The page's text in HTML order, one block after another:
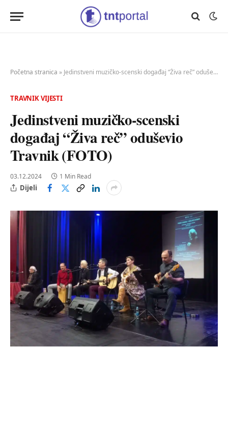
Početna stranica » Jedinstveni muzičko-scenski događaj “Živa reč” oduševio Travnik (FOTO)
TRAVNIK VIJESTI
Jedinstveni muzičko-scenski
događaj “Živa reč” oduševio
Travnik (FOTO)
03.12.2024 1 Min Read
Dijeli